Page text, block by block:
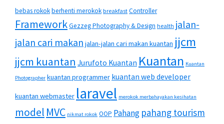
bebas rokokberhenti merokok breakfast Controller
FrameworkGezzeg Photography & Design health jalan-
jalan cari makan jalan-jalan cari makan kuantan jjcm
jjcm kuantan Jurufoto Kuantan Kuantan Kuantan
Photographer kuantan programmer kuantan web developer
kuantan webmaster laravel merokok merbahayakan kesihatan
model MVC nikmat rokok OOP Pahang pahang tourism